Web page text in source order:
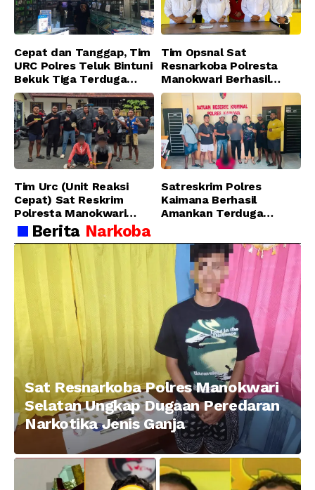
Cepat dan Tanggap, Tim
URC Polres Teluk Bintuni
Bekuk Tiga Terduga
Pelaku Pencurian di SMA
Sanawesen
Tim Opsnal Sat
Resnarkoba Polresta
Manokwari Berhasil
Ungkap Kasus Tindak
Pidana Narkotika
Golongan I Jenis Shabu
di SP 4 Distrik Prafi kab.
Manokwari
Tim Urc (Unit Reaksi
Cepat) Sat Reskrim
Polresta Manokwari
Berhasil Tangkap 2
Pelaku Pengeroyokan di
Taman Ria kab.
Manokwari
Satreskrim Polres
Kaimana Berhasil
Amankan Terduga
Menggunakan Senjata
Tajam
Berita Narkoba
Sat Resnarkoba Polres Manokwari
Selatan Ungkap Dugaan Peredaran
Narkotika Jenis Ganja